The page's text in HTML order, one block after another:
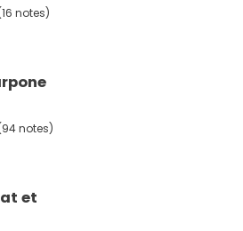
notes)
notes)
et